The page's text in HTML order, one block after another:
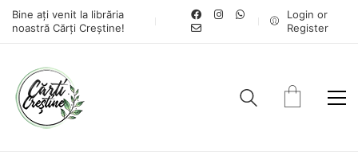
Bine ați venit la librăria
noastră Cărți Creștine!
Login or
Register